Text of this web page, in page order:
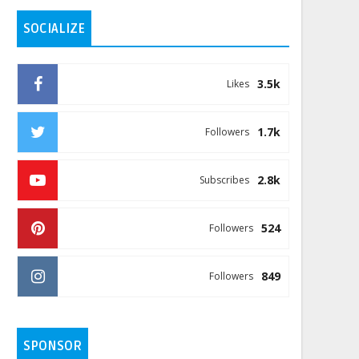
SOCIALIZE
3.5k
Likes
1.7k
Followers
2.8k
Subscribes
524
Followers
849
Followers
SPONSOR